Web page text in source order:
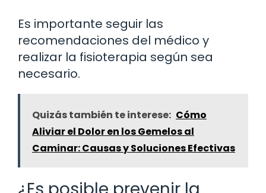
Es importante seguir las
recomendaciones del médico y
realizar la fisioterapia según sea
necesario.
Quizás también te interese: Cómo
Aliviar el Dolor en los Gemelos al
Caminar: Causas y Soluciones Efectivas